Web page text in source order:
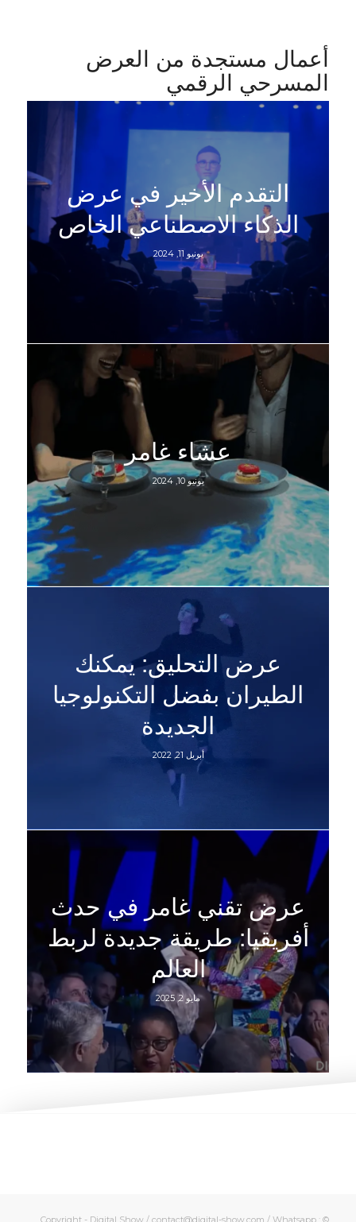
أعمال مستجدة من العرض
المسرحي الرقمي
التقدم الأخير في عرض
الذكاء الاصطناعي الخاص
يونيو 11, 2024
عشاء غامر
يونيو 10, 2024
عرض التحليق: يمكنك
الطيران بفضل التكنولوجيا
الجديدة
أبريل 21, 2022
عرض تقني غامر في حدث
أفريقيا: طريقة جديدة لربط
العالم
مايو 2, 2025
© Copyright - Digital Show / contact@digital-show.com / Whatsapp :